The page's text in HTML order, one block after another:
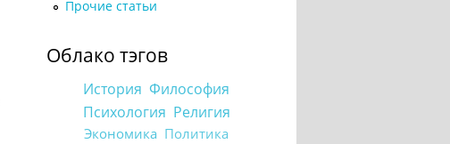
Прочие статьи
Облако тэгов
История Философия
Психология Религия
Экономика Политика